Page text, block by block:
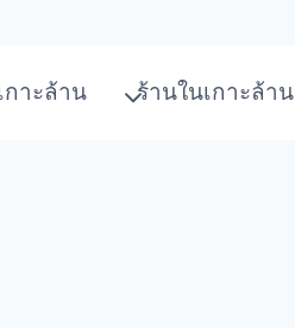
กาะล้าน ร้านในเกาะล้าน